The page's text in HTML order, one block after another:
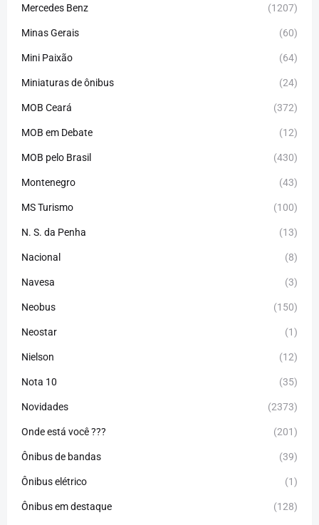
Mercedes Benz (1207)
Minas Gerais (60)
Mini Paixão (64)
Miniaturas de ônibus (24)
MOB Ceará (372)
MOB em Debate (12)
MOB pelo Brasil (430)
Montenegro (43)
MS Turismo (100)
N. S. da Penha (13)
Nacional (8)
Navesa (3)
Neobus (150)
Neostar (1)
Nielson (12)
Nota 10 (35)
Novidades (2373)
Onde está você ??? (201)
Ônibus de bandas (39)
Ônibus elétrico (1)
Ônibus em destaque (128)